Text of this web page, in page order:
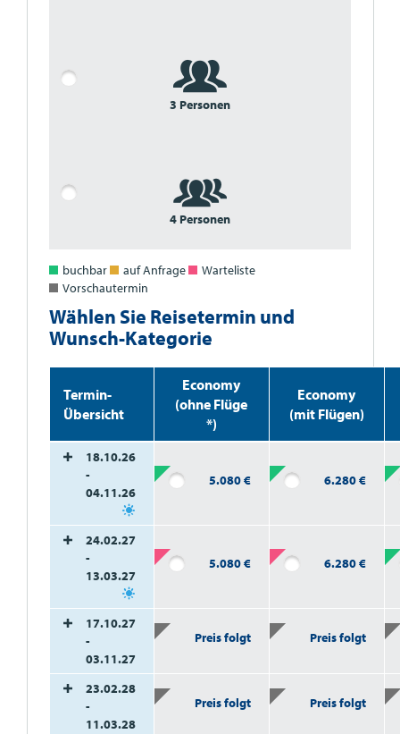
3 Personen
4 Personen
buchbar auf Anfrage
Warteliste
Vorschautermin
Wählen Sie Reisetermin und
Wunsch-Kategorie
Termin-
Übersicht
Economy
(ohne Flüge
*)
Economy
(mit Flügen)
18.10.26
-
04.11.26
5.080€ 6.280€
24.02.27
-
13.03.27
5.080€ 6.280€
17.10.27
-
03.11.27
Preis folgt Preis folgt
23.02.28
-
11.03.28
Preis folgt Preis folgt